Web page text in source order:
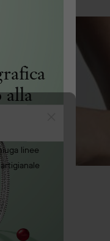
bianco, diamanti
alla
linee